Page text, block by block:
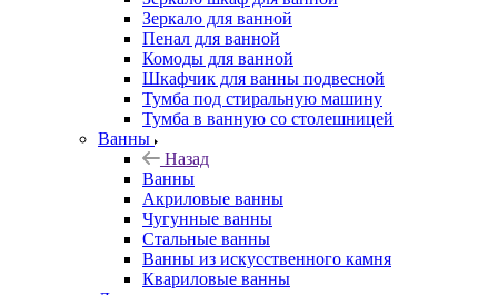
Зеркало для ванной
Пенал для ванной
Комоды для ванной
Шкафчик для ванны подвесной
Тумба под стиральную машину
Тумба в ванную со столешницей
Ванны
Назад
Ванны
Акриловые ванны
Чугунные ванны
Стальные ванны
Ванны из искусственного камня
Квариловые ванны